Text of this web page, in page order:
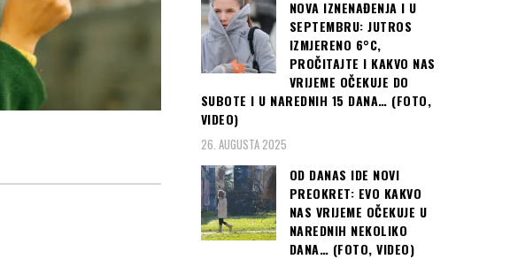
NOVA IZNENAĐENJA I U
SEPTEMBRU: JUTROS
IZMJERENO 6°C,
PROČITAJTE I KAKVO NAS
VRIJEME OČEKUJE DO
SUBOTE I U NAREDNIH 15 DANA… (FOTO,
VIDEO)
26. AUGUSTA 2025
OD DANAS IDE NOVI
PREOKRET: EVO KAKVO
NAS VRIJEME OČEKUJE U
NAREDNIH NEKOLIKO
DANA… (FOTO, VIDEO)